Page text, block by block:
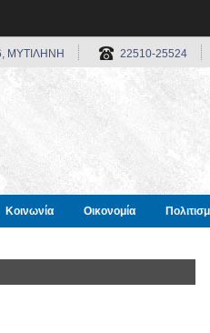
ΜΥΤΙΛΗΝΗ 22510-25524
Κοινωνία Οικονομία